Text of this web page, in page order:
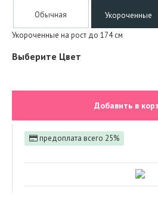
Обычная Укороченные
Укороченные на рост до 174 см
Выберите Цвет
Добавить в
предоплата всего 25%